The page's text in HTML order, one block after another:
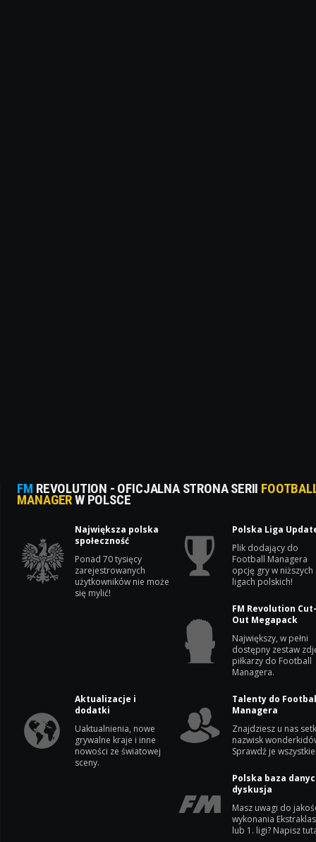
FM REVOLUTION - OFICJALNA STRONA SERII
MANAGERW POLSCE
Największa polska
społeczność
Ponad 70 tysięcy
zarejestrowanych
użytkowników nie może
się mylić!
Polska Liga
Plik dodający do
Football Managera
opcję gry w niższych
ligach polskich!
FM Revolution
Out Megapack
Największy, w pełni
dostępny zestaw
piłkarzy do Football
Managera.
Aktualizacje i
dodatki
Uaktualnienia, nowe
grywalne kraje i inne
nowości ze światowej
sceny.
Talenty do
Managera
Znajdziesz u nas
nazwisk
Sprawdź je
Polska baza
dyskusja
Masz uwagi do
wykonania
lub 1. ligi? Napisz